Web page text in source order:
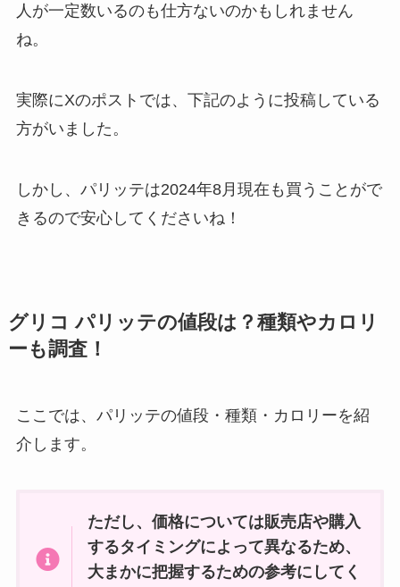
人が一定数いるのも仕方ないのかもしれません
ね。
実際にXのポストでは、下記のように投稿している
方がいました。
しかし、パリッテは2024年8月現在も買うことがで
きるので安心してくださいね！
グリコ パリッテの値段は？種類やカロリ
ーも調査！
ここでは、パリッテの値段・種類・カロリーを紹
介します。
ただし、価格については販売店や購入
するタイミングによって異なるため、
大まかに把握するための参考にしてく